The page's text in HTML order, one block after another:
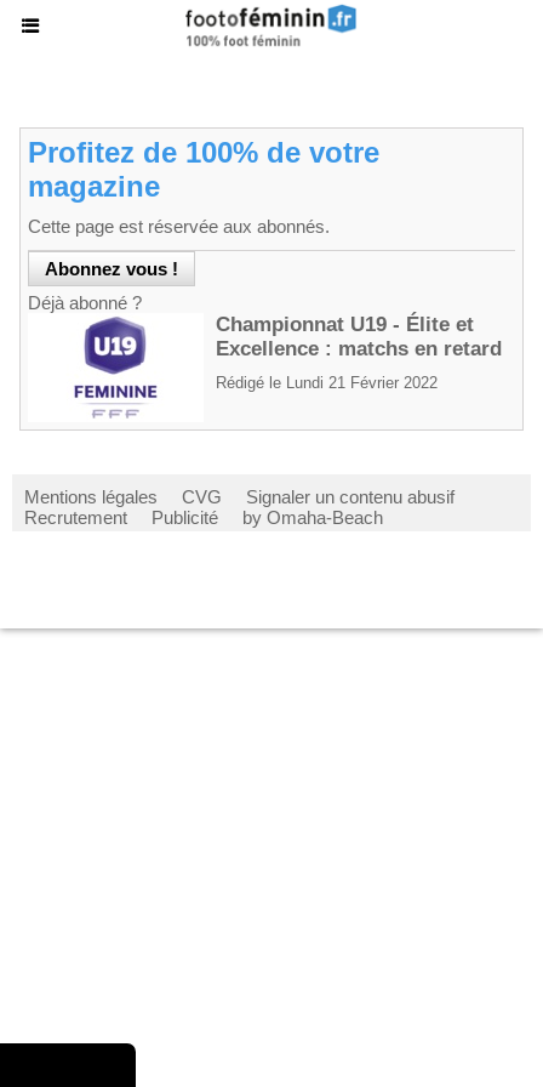
Profitez de 100% de votre
magazine
Cette page est réservée aux abonnés.
Déjà abonné ?
Championnat U19 - Élite et
Excellence : matchs en retard
Rédigé le Lundi 21 Février 2022
Mentions légales CVG
Signaler un contenu abusif
Recrutement
Publicité by Omaha-Beach